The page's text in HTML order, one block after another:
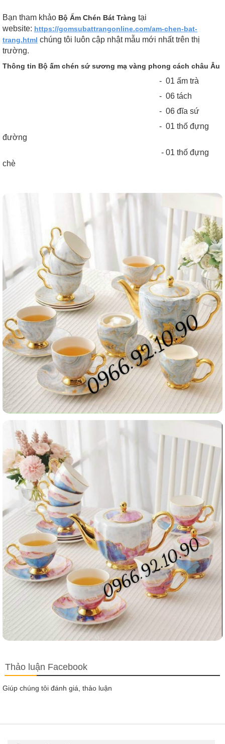
Bạn tham khảo Bộ Ấm Chén Bát Tràng tại
website: https://gomsubattrangonline.com/am-chen-bat-
trang.html chúng tôi luôn cập nhật mẫu mới nhất trên thị
trường.
Thông tin Bộ ấm chén sứ sương mạ vàng phong cách châu Âu
- 01 ấm trà
- 06 tách
- 06 đĩa sứ
- 01 thố đựng
đường
- 01 thố đựng
chè
Thảo luận Facebook
Giúp chúng tôi đánh giá, thảo luận